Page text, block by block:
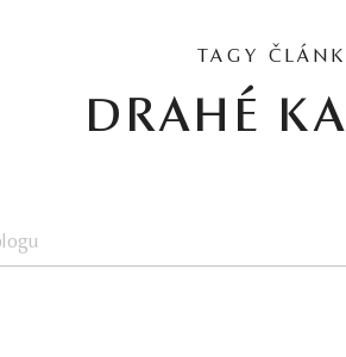
TAGY
DRAHÉ